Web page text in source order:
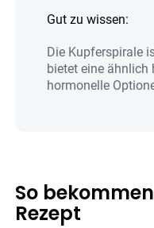
Gut zu wissen:
Die Kupferspirale
bietet eine ähnlich
hormonelle
So
Rezept